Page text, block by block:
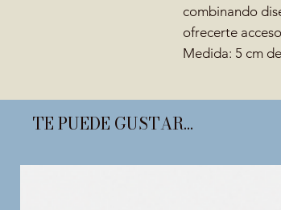
combinando
ofrecerte
Medida: 5 cm
TE PUEDE GUSTAR...